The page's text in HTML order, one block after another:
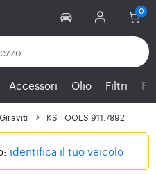
Accessori Olio Filtri
KS TOOLS 911.7892
identifica il tuo veicolo